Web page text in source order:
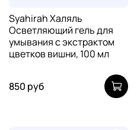
Syahirah Халяль
Осветляющий гель для
умывания с экстрактом
цветков вишни, 100 мл
850 руб